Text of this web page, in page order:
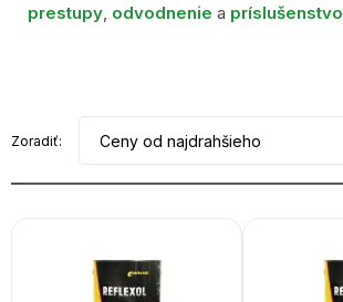
prestupy, odvodnenie a príslušenstvo
Zoradiť: Ceny od najdrahšieho